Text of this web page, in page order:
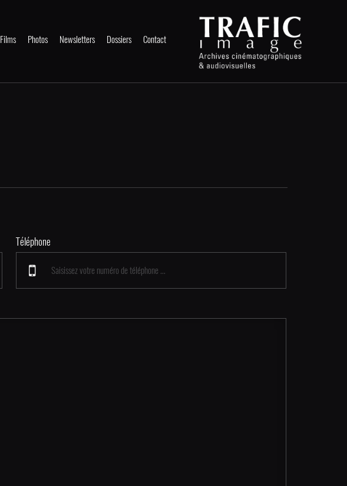
Films Photos Newsletters Dossiers Contact
Téléphone